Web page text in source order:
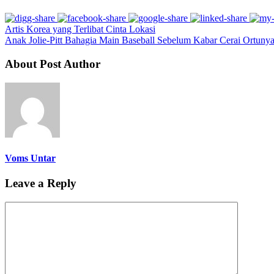
Artis Korea yang Terlibat Cinta Lokasi
Anak Jolie-Pitt Bahagia Main Baseball Sebelum Kabar Cerai Ortunya
About Post Author
Voms Untar
Leave a Reply